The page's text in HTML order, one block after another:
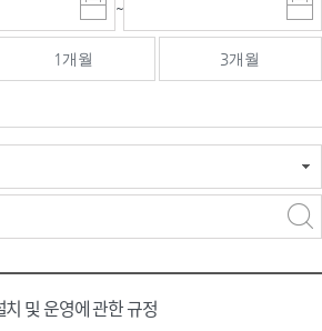
시
작
일
선
~
마
감
선
1개월 3개월
및 운영에 관한 규정